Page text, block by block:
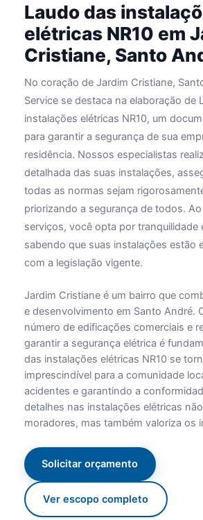
Laudo das
elétricas NR10 em
Cristiane, Santo
No coração de Jardim Cristiane,
Service se destaca na elaboração de
instalações elétricas NR10, um
para garantir a segurança de sua
residência. Nossos especialistas
detalhada das suas instalações,
todas as normas sejam
priorizando a segurança de todos.
serviços, você opta por tranquilidade
sabendo que suas instalações estão
com a legislação vigente.
Jardim Cristiane é um bairro que
e desenvolvimento em Santo André.
número de edificações comerciais e
garantir a segurança elétrica é
das instalações elétricas NR10 se
imprescindível para a comunidade
acidentes e garantindo a
detalhes nas instalações elétricas
moradores, mas também valoriza os
Solicitar orçamento
Ver escopo completo